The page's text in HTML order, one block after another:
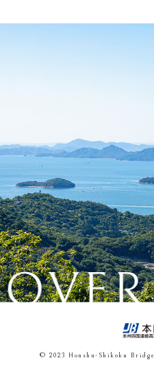
© 2023 Honshu-Shikoku